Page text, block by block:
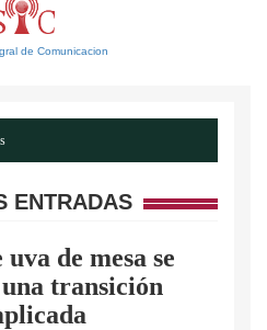
de Comunicacion
ENTRADAS
de mesa se
transición